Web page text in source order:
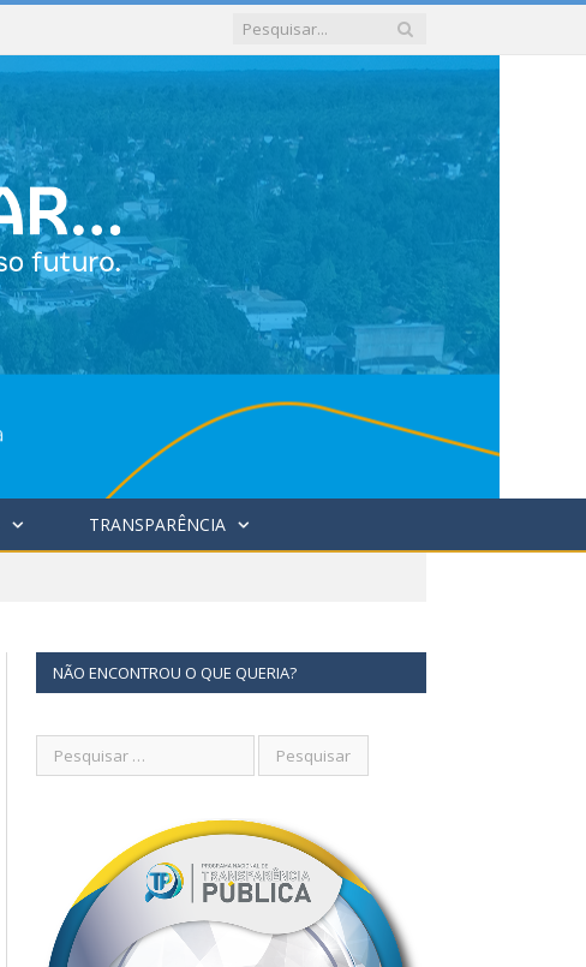
TRANSPARÊNCIA
NÃO ENCONTROU O QUE QUERIA?